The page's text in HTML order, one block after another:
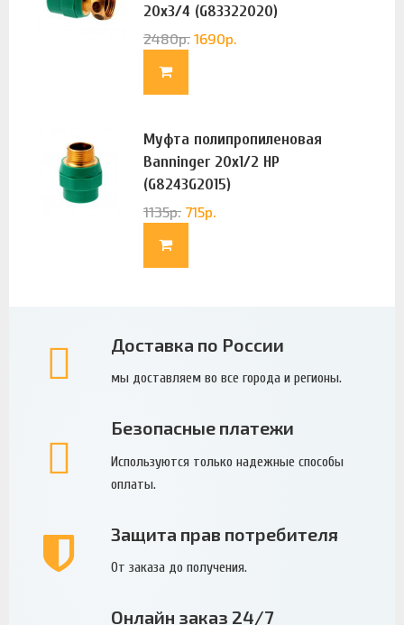
20х3/4 (G83322020)
2480р. 1690р.
Муфта полипропиленовая
Banninger 20х1/2 НР
(G8243G2015)
1135р. 715р.
Доставка по России
мы доставляем во все города и регионы.
Безопасные платежи
Используются только надежные способы
оплаты.
Защита прав потребителя
От заказа до получения.
Онлайн заказ 24/7